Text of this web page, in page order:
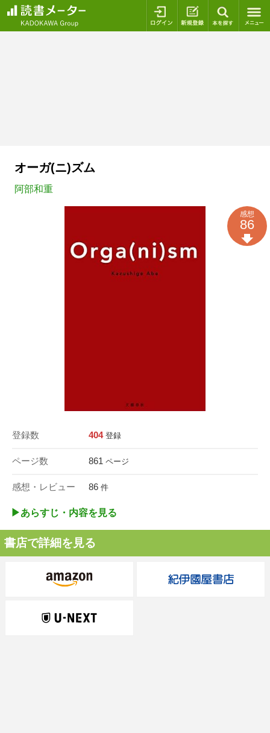
ログイン 新規登録
オーガ(ニ)ズム
阿部和重
登録数 404 登録
ページ数 861 ページ
感想・レビュー 86 件
感想
86
▶︎あらすじ・内容を見る
書店で詳細を見る